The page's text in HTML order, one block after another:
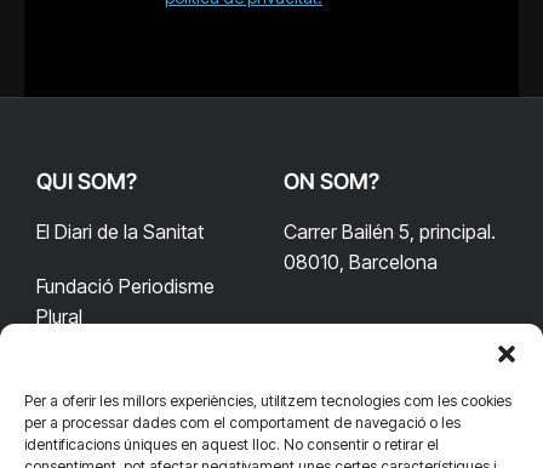
Per a oferir les millors experiències, utilitzem tecnologies com les cookies
per a processar dades com el comportament de navegació o les
identificacions úniques en aquest lloc. No consentir o retirar el
QUI SOM?
El Diari de la Sanitat
Fundació Periodisme
Plural
ON SOM?
Carrer Bailén 5, principal.
08010, Barcelona
CONTACTA'NS CONNECTA